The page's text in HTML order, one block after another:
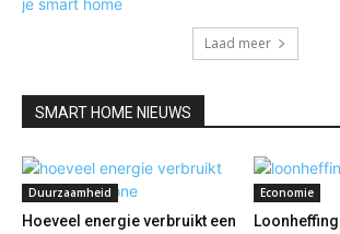
Laad meer
SMART HOME NIEUWS
Duurzaamheid
Hoeveel energie verbruikt een
Economie